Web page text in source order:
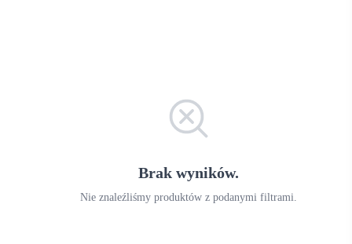
Brak wyników.
Nie znaleźliśmy produktów z podanymi filtrami.